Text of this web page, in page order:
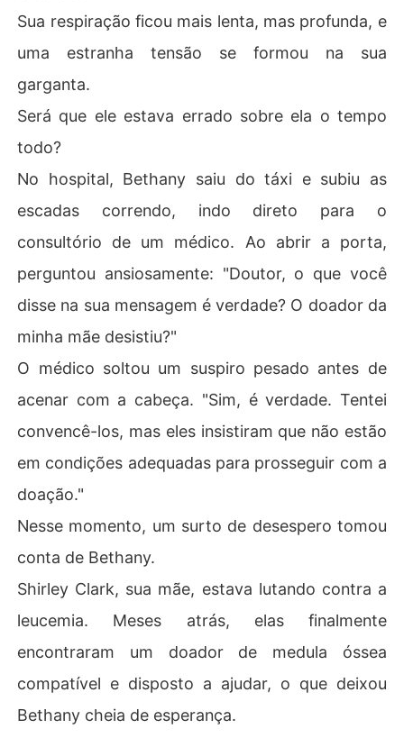
Sua respiração ficou mais lenta, mas profunda, e
uma estranha tensão se formou na sua
garganta.
Será que ele estava errado sobre ela o tempo
todo?
No hospital, Bethany saiu do táxi e subiu as
escadas correndo, indo direto para o
consultório de um médico. Ao abrir a porta,
perguntou ansiosamente: "Doutor, o que você
disse na sua mensagem é verdade? O doador da
minha mãe desistiu?"
O médico soltou um suspiro pesado antes de
acenar com a cabeça. "Sim, é verdade. Tentei
convencê-los, mas eles insistiram que não estão
em condições adequadas para prosseguir com a
doação."
Nesse momento, um surto de desespero tomou
conta de Bethany.
Shirley Clark, sua mãe, estava lutando contra a
leucemia. Meses atrás, elas finalmente
encontraram um doador de medula óssea
compatível e disposto a ajudar, o que deixou
Bethany cheia de esperança.